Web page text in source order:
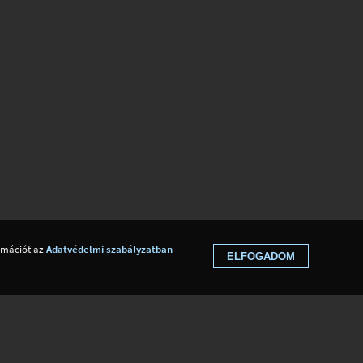
ELFOGADOM
azAdatvédelmi szabályzatban